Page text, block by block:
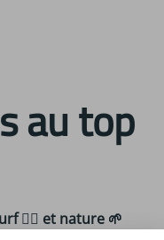
🏄‍♀️ et nature 🌱